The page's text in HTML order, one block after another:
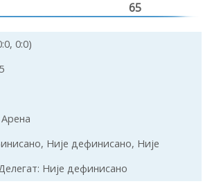
65
0:0)
Није дефинисано, Није
Није дефинисано